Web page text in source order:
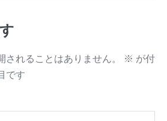
されることはありません。 ※ が付
です